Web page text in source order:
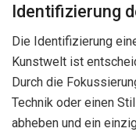
Identifizierung
Die Identifizierung
Kunstwelt ist
Durch die
Technik oder einen
abheben und ein